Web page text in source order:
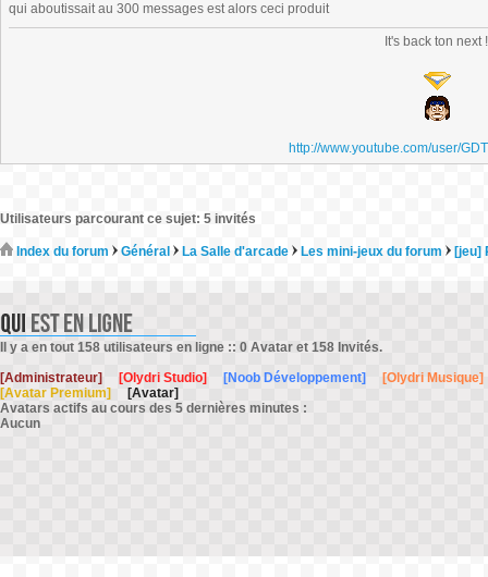
qui aboutissait au 300 messages est alors ceci produit
It's back ton next !
http://www.youtube.com/user/
Utilisateurs parcourant ce sujet: 5 invités
Index du forum Général La Salle d'arcade Les mini-jeux du forum [jeu]
Il y a en tout 158 utilisateurs en ligne :: 0 Avatar et 158 Invités.
[Administrateur]
[Olydri Studio] [Noob Développement]
[Olydri Musique]
[Avatar Premium]
[Avatar]
Avatars actifs au cours des 5 dernières minutes :
Aucun